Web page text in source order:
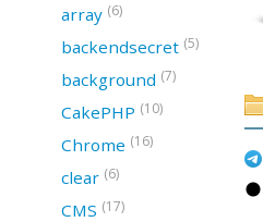
array (6)
backendsecret (5)
background (7)
CakePHP (10)
Chrome (16)
clear (6)
CMS (17)